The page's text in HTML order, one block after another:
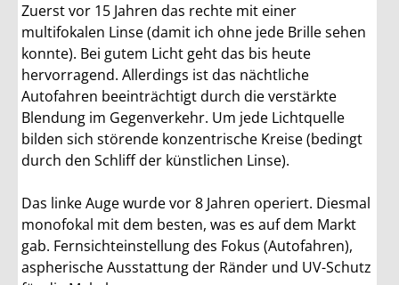
Zuerst vor 15 Jahren das rechte mit einer
multifokalen Linse (damit ich ohne jede Brille sehen
konnte). Bei gutem Licht geht das bis heute
hervorragend. Allerdings ist das nächtliche
Autofahren beeinträchtigt durch die verstärkte
Blendung im Gegenverkehr. Um jede Lichtquelle
bilden sich störende konzentrische Kreise (bedingt
durch den Schliff der künstlichen Linse).
Das linke Auge wurde vor 8 Jahren operiert. Diesmal
monofokal mit dem besten, was es auf dem Markt
gab. Fernsichteinstellung des Fokus (Autofahren),
aspherische Ausstattung der Ränder und UV-Schutz